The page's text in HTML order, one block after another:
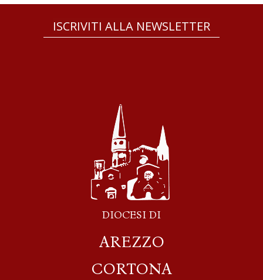
ISCRIVITI ALLA NEWSLETTER
DIOCESI DI
AREZZO
CORTONA